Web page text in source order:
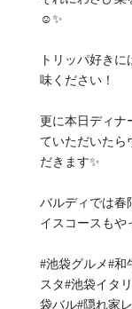
☺️✨
トリッパ好き
味ください！
更に本日ディナ
ていただいたら
だきます✨
バルディでは春
イスコースもや
#池袋グルメ#和
スタ#池袋イタ
袋バル#隠れ家